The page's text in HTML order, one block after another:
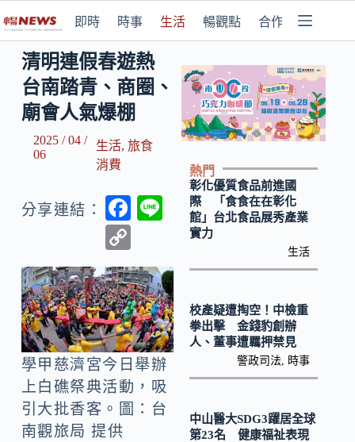
即時 時事 生活 暢觀點 合作媒體
清明連假春遊熱
台南踏青、商圈、
廟會人氣爆棚
2025 / 04 /
06
生活, 旅食
消費
分享連結：
F
b
o
o
k
o
p
y
Li
n
k
學甲慈濟宮今日舉辦
上白礁祭典活動，吸
引大批香客。圖：台
南觀旅局 提供
熱門
彰化優質食品前進國
際 「食食在在彰化
館」台北食品展秀產業
實力
生活
校產疑遭掏空！中檢重
拳出擊 金錢豹創辦
人、董事遭羈押禁見
警政司法 時事
中山醫大SDG3躍居全球
第23名 健康福祉表現